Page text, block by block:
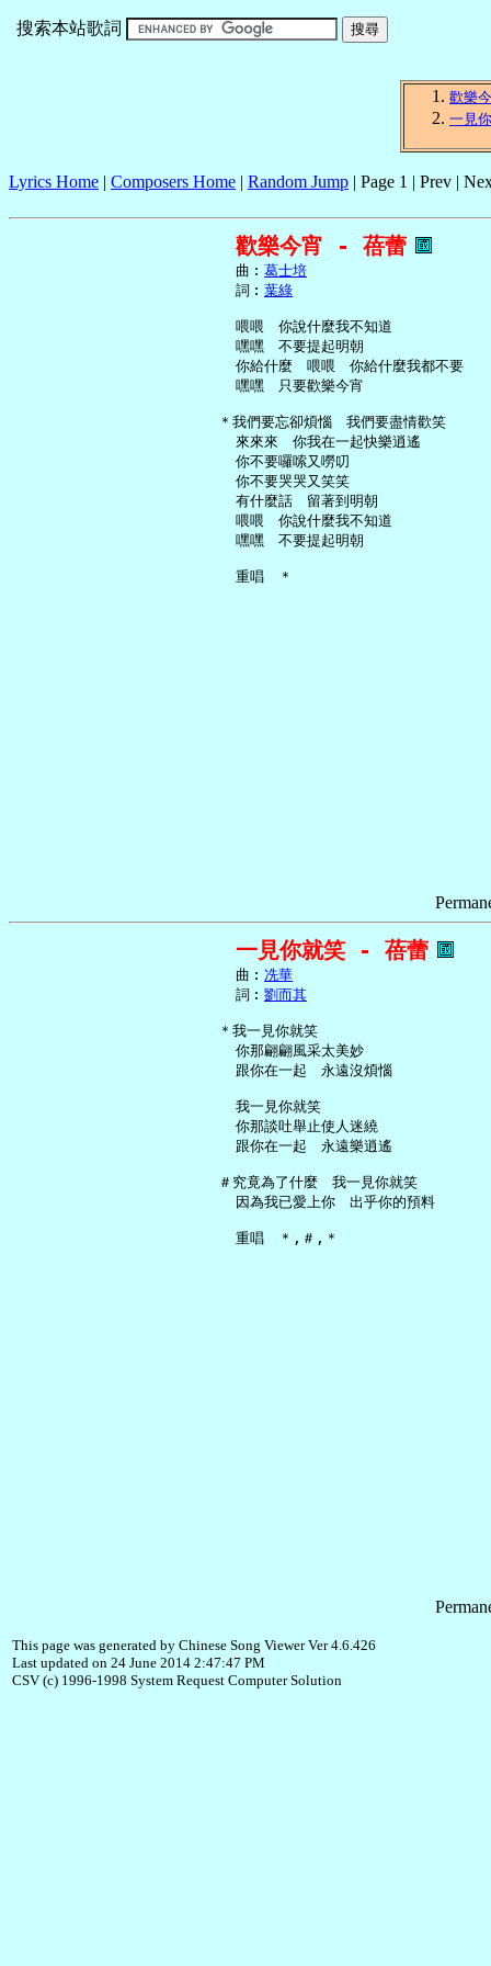
搜索本站歌詞
歡樂
一見
Lyrics Home | Composers Home | Random Jump | Page 1 | Prev |
歡樂今宵 - 蓓蕾
     曲︰
葛士培
     詞︰
葉綠
     喂喂　你說什麼我不知道
     嘿嘿　不要提起明朝
     你給什麼　喂喂　你給什麼我都不要
     嘿嘿　只要歡樂今宵
   ＊我們要忘卻煩惱　我們要盡情歡笑
     來來來　你我在一起快樂逍遙
     你不要囉嗦又嘮叨
     你不要哭哭又笑笑
     有什麼話　留著到明朝
     喂喂　你說什麼我不知道
     嘿嘿　不要提起明朝
一見你就笑 - 蓓蕾
     曲︰
冼華
     詞︰
劉而其
   ＊我一見你就笑
     你那翩翩風采太美妙
     跟你在一起　永遠沒煩惱
     我一見你就笑
     你那談吐舉止使人迷繞
     跟你在一起　永遠樂逍遙
   ＃究竟為了什麼　我一見你就笑
     因為我已愛上你　出乎你的預料
This page was generated by Chinese Song Viewer Ver 4.6.426
Last updated on 24 June 2014 2:47:47 PM
CSV (c) 1996-1998 System Request Computer Solution